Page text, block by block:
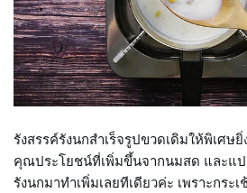
รังสรรค์รังนกสำเร็จรูปขวดเดิมให้พิเศ
คุณประโยชน์ที่เพิ่มขึ้นจากนมสด และแ
รังนกมาทำเพิ่มเลยทีเดียวค่ะ เพราะกร